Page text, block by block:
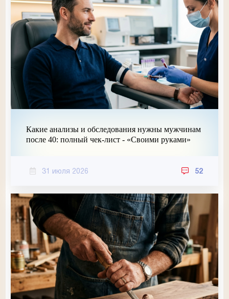
Какие анализы и обследования нужны мужчинам
после 40: полный чек-лист - «Своими руками»
31 июля 2026 52